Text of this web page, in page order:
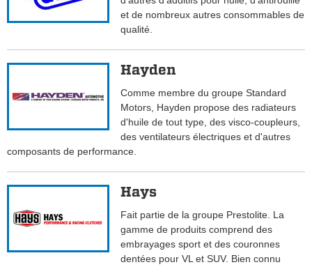
et de nombreux autres consommables de
qualité.
Hayden
Comme membre du groupe Standard
Motors, Hayden propose des radiateurs
d'huile de tout type, des visco-coupleurs,
des ventilateurs électriques et d'autres
composants de performance.
Hays
Fait partie de la groupe Prestolite. La
gamme de produits comprend des
embrayages sport et des couronnes
dentées pour VL et SUV. Bien connu